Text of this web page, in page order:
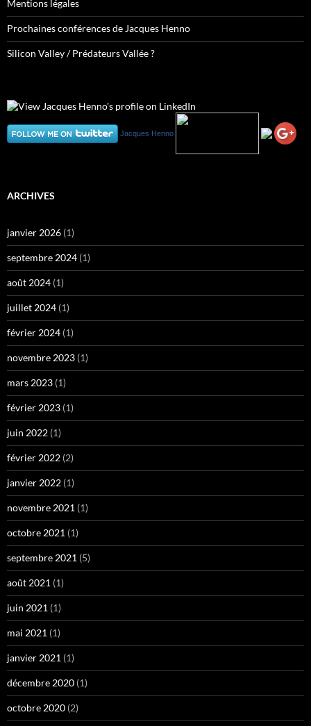
Mentions légales
Prochaines conférences de Jacques Henno
Silicon Valley / Prédateurs Vallée ?
Jacques Henno
ARCHIVES
janvier 2026 (1)
septembre 2024 (1)
août 2024 (1)
juillet 2024 (1)
février 2024 (1)
novembre 2023 (1)
mars 2023 (1)
février 2023 (1)
juin 2022 (1)
février 2022 (2)
janvier 2022 (1)
novembre 2021 (1)
octobre 2021 (1)
septembre 2021 (5)
août 2021 (1)
juin 2021 (1)
mai 2021 (1)
janvier 2021 (1)
décembre 2020 (1)
octobre 2020 (2)